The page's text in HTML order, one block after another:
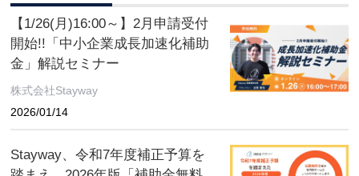
【1/26(月)16:00～】2月申請受付
開始!!「中小企業成長加速化補助
金」解説セミナー
株式会社Stayway
2026/01/14
Stayway、令和7年度補正予算を